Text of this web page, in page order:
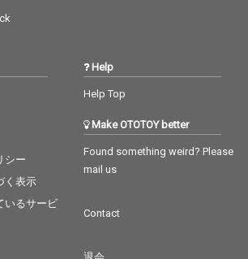
シー
く表示
いるサービ
Help
Help Top
Make OTOTOY better
Found something weird? Please
mail us
Contact